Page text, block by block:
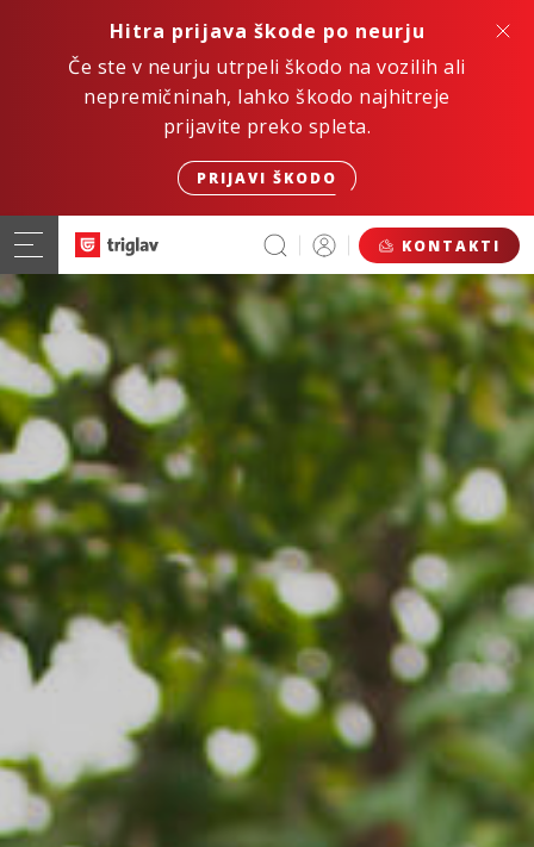
Hitra prijava škode po neurju
Če ste v neurju utrpeli škodo na vozilih ali
nepremičninah, lahko škodo najhitreje
prijavite preko spleta.
PRIJAVI ŠKODO
KONTAKTI